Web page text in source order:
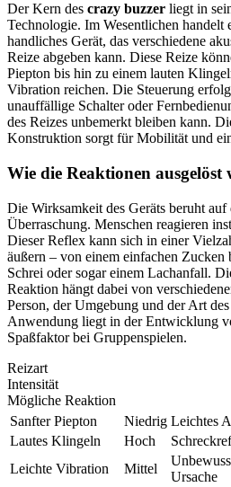
Der Kern des crazy buzzer liegt in
Technologie. Im Wesentlichen handelt
handliches Gerät, das verschiedene
Reize abgeben kann. Diese Reize
Piepton bis hin zu einem lauten
Vibration reichen. Die Steuerung
unauffällige Schalter oder
des Reizes unbemerkt bleiben kann.
Konstruktion sorgt für Mobilität und
Wie die Reaktionen ausgelöst
Die Wirksamkeit des Geräts beruht
Überraschung. Menschen reagieren
Dieser Reflex kann sich in einer
äußern – von einem einfachen Zucken
Schrei oder sogar einem Lachanfall.
Reaktion hängt dabei von
Person, der Umgebung und der Art
Anwendung liegt in der Entwicklung
Spaßfaktor bei Gruppenspielen.
Reizart
Intensität
Mögliche Reaktion
Sanfter Piepton
Niedrig Leichtes
Lautes Klingeln
Hoch
Leichte Vibration
Mittel
Ursache